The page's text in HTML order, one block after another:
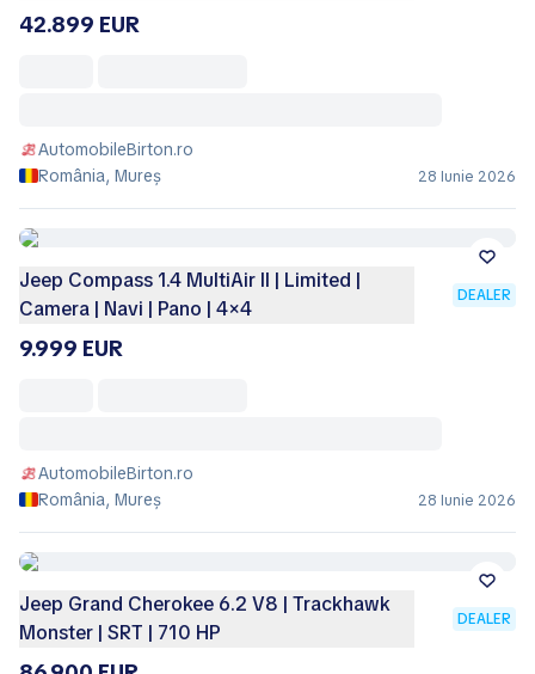
42.899 EUR
AutomobileBirton.ro
România, Mureș
28 Iunie 2026
Jeep Compass 1.4 MultiAir II | Limited |
Camera | Navi | Pano | 4×4
DEALER
9.999 EUR
AutomobileBirton.ro
România, Mureș
28 Iunie 2026
Jeep Grand Cherokee 6.2 V8 | Trackhawk
Monster | SRT | 710 HP
DEALER